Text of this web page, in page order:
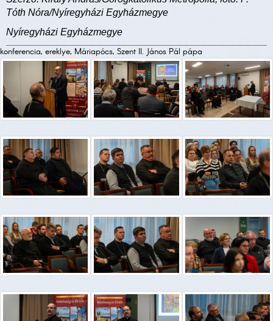
Tóth Nóra/Nyíregyházi Egyházmegye
Nyíregyházi Egyházmegye
konferencia, ereklye, Máriapócs, Szent II. János Pál pápa